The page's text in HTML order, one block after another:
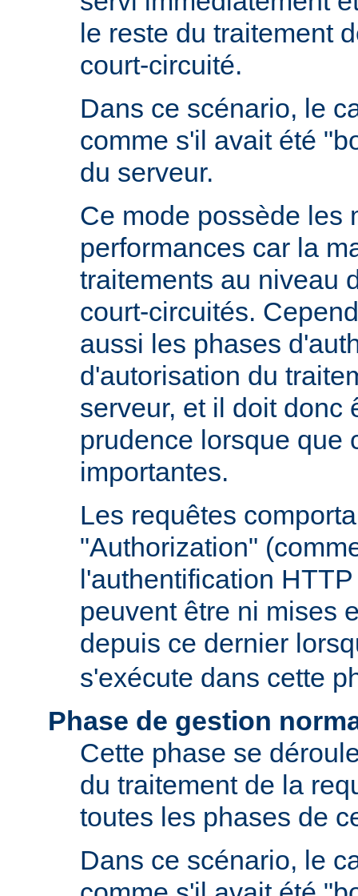
le reste du traitement
court-circuité.
Dans ce scénario, le
comme s'il avait été
du serveur.
Ce mode possède les
performances car la
traitements au niveau
court-circuités.
aussi les phases
d'autorisation du
serveur, et il doit donc
prudence lorsque que
importantes.
Les requêtes
"Authorization"
l'authentification
peuvent être ni mises
depuis ce dernier
s'exécute dans cette
Phase de gestion
Cette phase se
du traitement de la
toutes les phases de
Dans ce scénario, le